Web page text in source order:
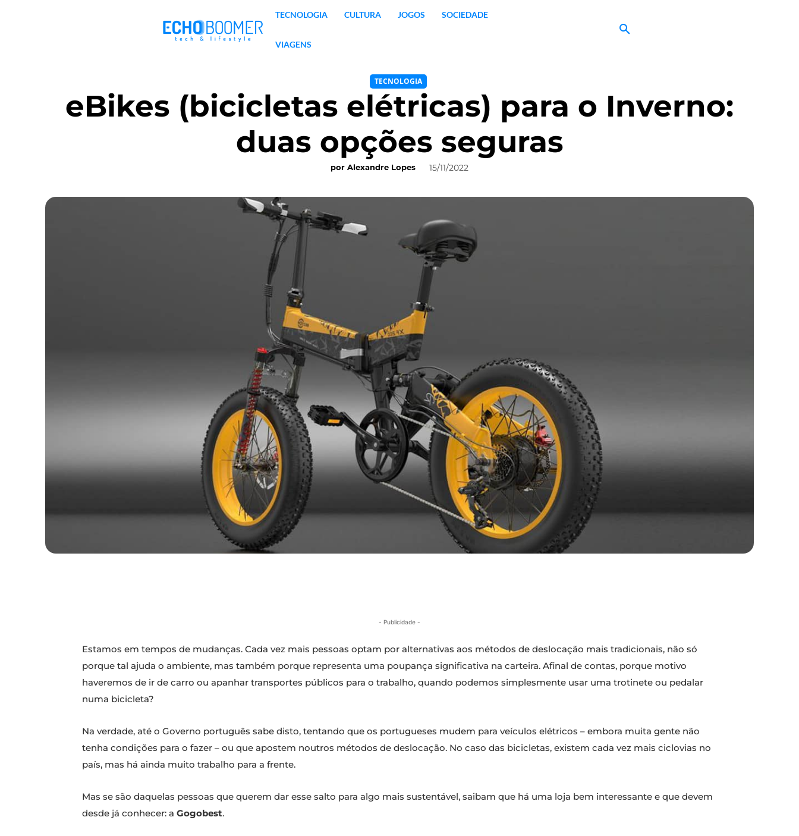
TECNOLOGIA CULTURA JOGOS SOCIEDADE
VIAGENS
TECNOLOGIA
eBikes (bicicletas elétricas) para o Inverno:
duas opções seguras
por Alexandre Lopes 15/11/2022
- Publicidade -
Estamos em tempos de mudanças. Cada vez mais pessoas optam por alternativas aos métodos de deslocação mais tradicionais, não só
porque tal ajuda o ambiente, mas também porque representa uma poupança significativa na carteira. Afinal de contas, porque motivo
haveremos de ir de carro ou apanhar transportes públicos para o trabalho, quando podemos simplesmente usar uma trotinete ou pedalar
numa bicicleta?
Na verdade, até o Governo português sabe disto, tentando que os portugueses mudem para veículos elétricos – embora muita gente não
tenha condições para o fazer – ou que apostem noutros métodos de deslocação. No caso das bicicletas, existem cada vez mais ciclovias no
país, mas há ainda muito trabalho para a frente.
Mas se são daquelas pessoas que querem dar esse salto para algo mais sustentável, saibam que há uma loja bem interessante e que devem
desde já conhecer: a Gogobest.